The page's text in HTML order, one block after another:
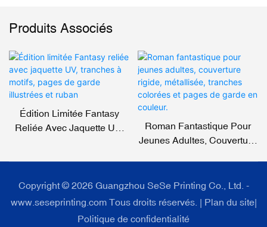
Produits Associés
Édition Limitée Fantasy
Reliée Avec Jaquette UV,
Roman Fantastique Pour
Jeunes Adultes, Couverture
Pages De Garde En
Couleur.
Copyright © 2026 Guangzhou SeSe Printing Co., Ltd. -
www.seseprinting.com Tous droits réservés. | Plan du site|
Politique de confidentialité